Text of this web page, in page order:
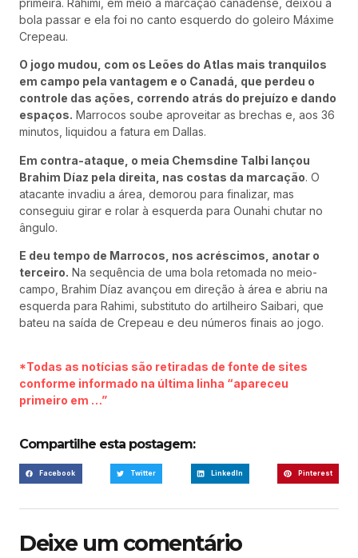
primeira. Rahimi, em meio à marcação canadense, deixou a
bola passar e ela foi no canto esquerdo do goleiro Máxime
Crepeau.
O jogo mudou, com os Leões do Atlas mais tranquilos
em campo pela vantagem e o Canadá, que perdeu o
controle das ações, correndo atrás do prejuízo e dando
espaços. Marrocos soube aproveitar as brechas e, aos 36
minutos, liquidou a fatura em Dallas.
Em contra-ataque, o meia Chemsdine Talbi lançou
Brahim Díaz pela direita, nas costas da marcação. O
atacante invadiu a área, demorou para finalizar, mas
conseguiu girar e rolar à esquerda para Ounahi chutar no
ângulo.
E deu tempo de Marrocos, nos acréscimos, anotar o
terceiro. Na sequência de uma bola retomada no meio-
campo, Brahim Díaz avançou em direção à área e abriu na
esquerda para Rahimi, substituto do artilheiro Saibari, que
bateu na saída de Crepeau e deu números finais ao jogo.
*Todas as notícias são retiradas de fonte de sites
conforme informado na última linha “apareceu
primeiro em …”
Compartilhe esta postagem:
Facebook Twitter LinkedIn Pinterest
Deixe um comentário